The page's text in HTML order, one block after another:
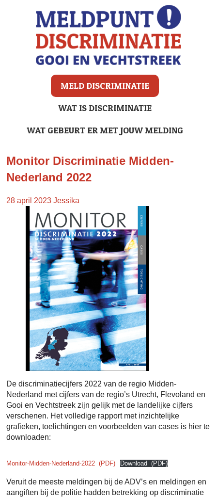
MELD DISCRIMINATIE
WAT IS DISCRIMINATIE
WAT GEBEURT ER MET JOUW MELDING
Monitor Discriminatie Midden-
Nederland 2022
28 april 2023 Jessika
De discriminatiecijfers 2022 van de regio Midden-
Nederland met cijfers van de regio’s Utrecht, Flevoland en
Gooi en Vechtstreek zijn gelijk met de landelijke cijfers
verschenen. Het volledige rapport met inzichtelijke
grafieken, toelichtingen en voorbeelden van cases is hier te
downloaden:
Monitor-Midden-Nederland-2022 Download
Veruit de meeste meldingen bij de ADV’s en meldingen en
aangiften bij de politie hadden betrekking op discriminatie